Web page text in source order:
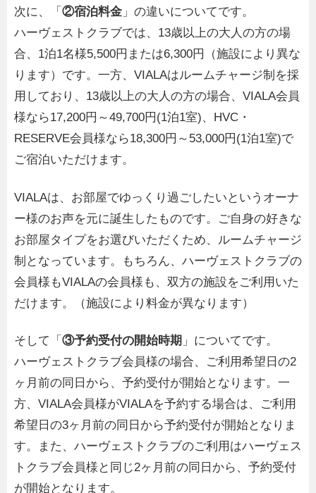
次に、「 ②宿泊料金 」の違いについてです。
ハーヴェストクラブでは、13歳以上の大人の方の場
合、1泊1名様5,500円または6,300円（施設により異な
ります）です。一方、VIALAはルームチャージ制を採
用しており、13歳以上の大人の方の場合、VIALA会員
様なら17,200円～49,700円(1泊1室)、HVC・
RESERVE会員様なら18,300円～53,000円(1泊1室)で
ご宿泊いただけます。
VIALAは、お部屋でゆっくり過ごしたいというオーナ
ー様のお声を元に誕生したものです。ご自身の好きな
お部屋タイプをお選びいただくため、ルームチャージ
制となっています。もちろん、ハーヴェストクラブの
会員様もVIALAの会員様も、双方の施設をご利用いた
だけます。（施設により料金が異なります）
そして「 ③予約受付の開始時期 」についてです。
ハーヴェストクラブ会員様の場合、ご利用希望日の2
ヶ月前の同日から、予約受付が開始となります。一
方、VIALA会員様がVIALAを予約する場合は、ご利用
希望日の3ヶ月前の同日から予約受付が開始となりま
す。また、ハーヴェストクラブのご利用はハーヴェス
トクラブ会員様と同じ2ヶ月前の同日から、予約受付
が開始となります。